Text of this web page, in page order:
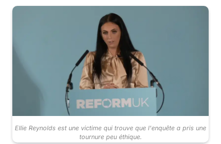
Ellie Reynolds est une victime qui trouve que l'enquête a pris une
tournure peu éthique.